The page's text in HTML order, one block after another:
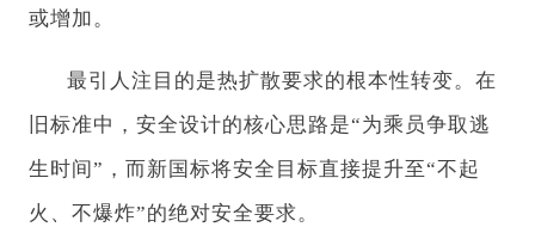
或增加。
最引人注目的是热扩散要求的根本性转变。在
旧标准中，安全设计的核心思路是“为乘员争取逃
生时间”，而新国标将安全目标直接提升至“不起
火、不爆炸”的绝对安全要求。